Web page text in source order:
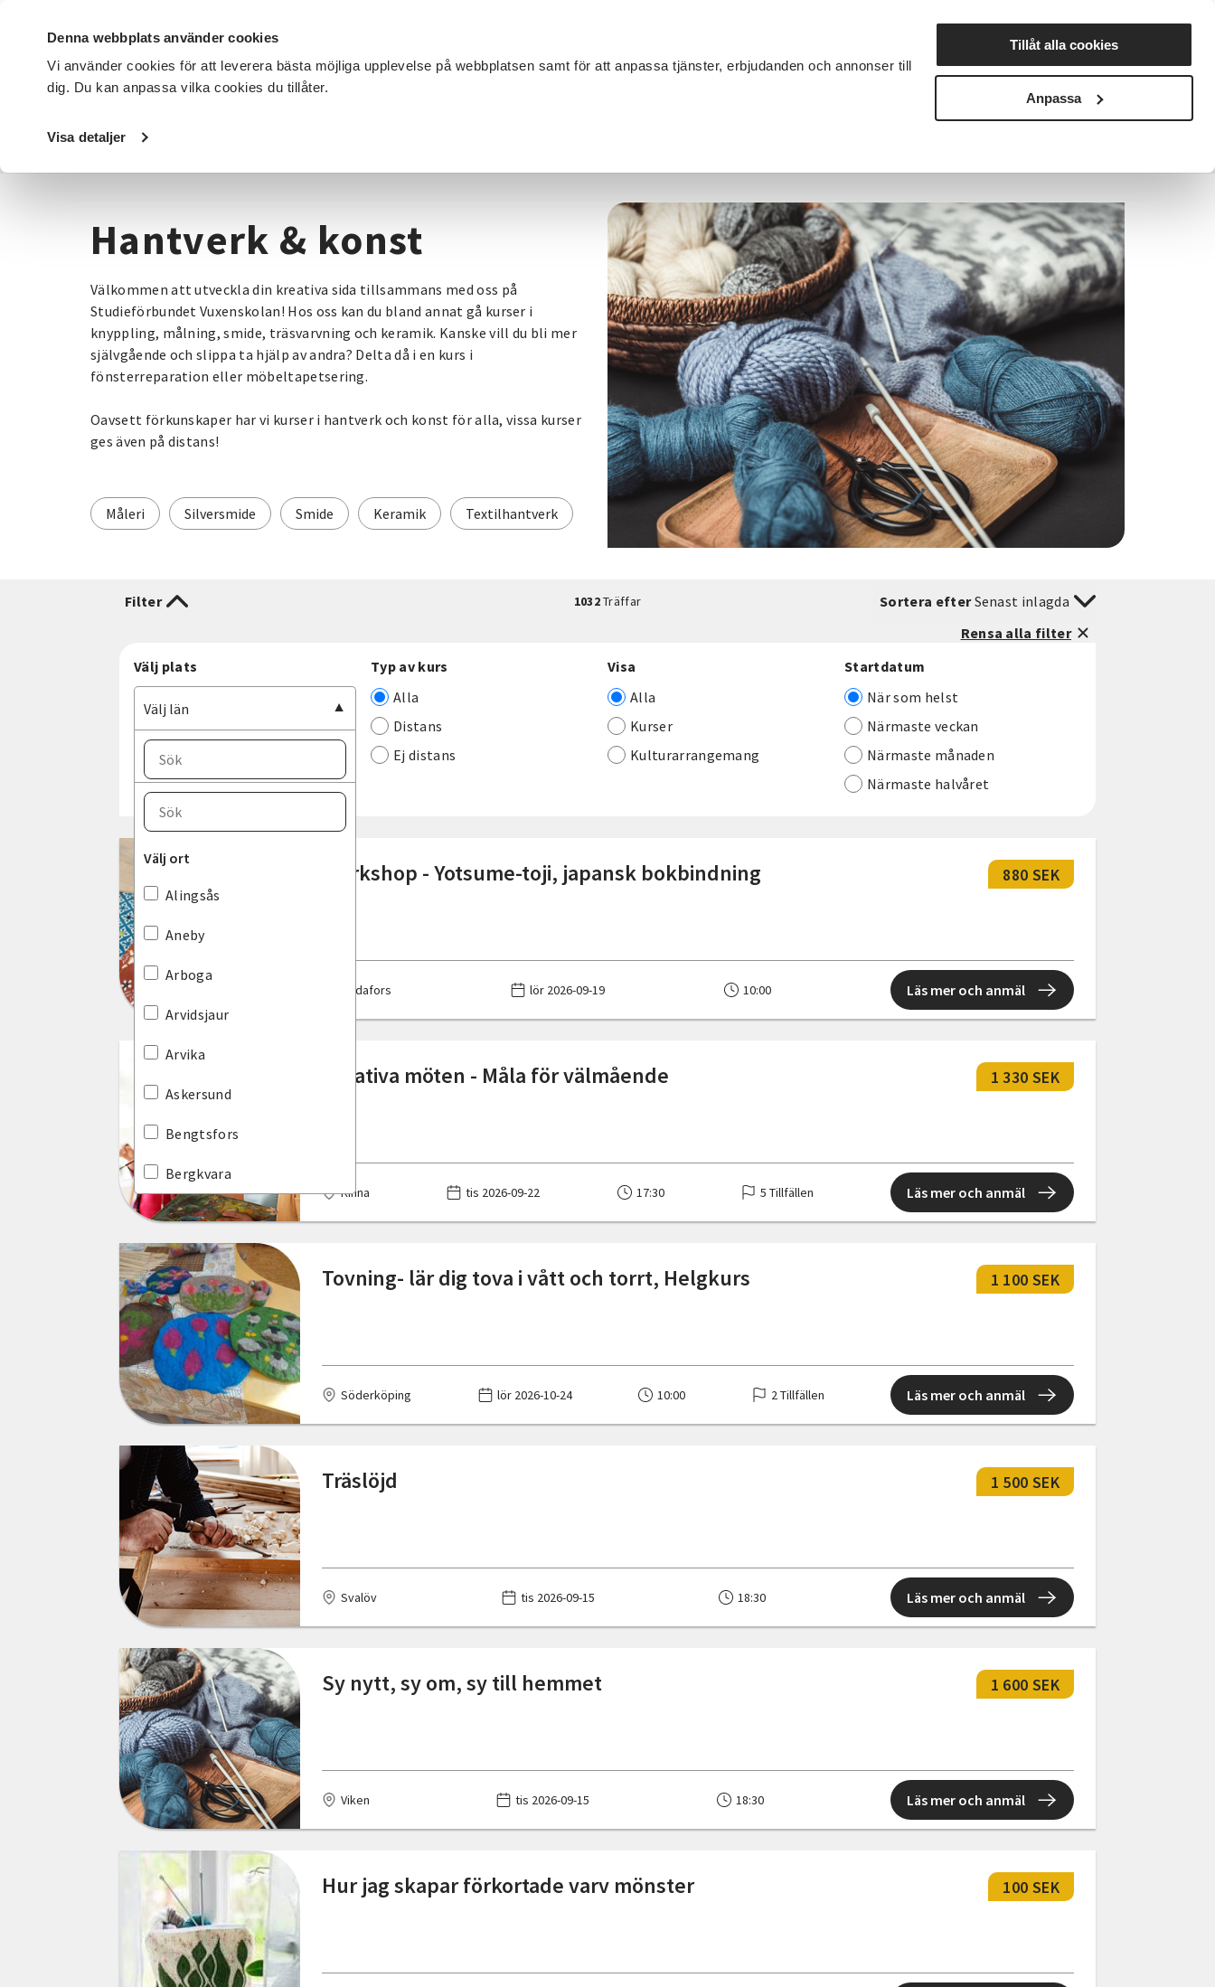
Denna webbplats använder cookies
Vi använder cookies för att leverera bästa möjliga upplevelse på webbplatsen samt för att anpassa tjänster, erbjudanden och annonser till
dig. Du kan anpassa vilka cookies du tillåter.
Visa detaljer
Tillåt alla cookies
Anpassa
DET HÄR GÖR VI FÖR DIG SOM SÖK KURSER OCH EVENEMANG Nyheter Avdelningar
Startsida / Kurser och evenemang
Hantverk & konst
Välkommen att utveckla din kreativa sida tillsammans med oss på
Studieförbundet Vuxenskolan! Hos oss kan du bland annat gå kurser i
knyppling, målning, smide, träsvarvning och keramik. Kanske vill du bli mer
självgående och slippa ta hjälp av andra? Delta då i en kurs i
fönsterreparation eller möbeltapetsering.
Oavsett förkunskaper har vi kurser i hantverk och konst för alla, vissa kurser
ges även på distans!
Måleri Silversmide Smide Keramik Textilhantverk
Filter 1032Träffar Sortera efterSenast inlagda
Rensa alla filter
Välj plats
Välj län
Välj län
Norrbottens län
Skåne län
Stockholms län
Södermanlands län
Uppsala län
Värmlands län
Västernorrlands län
Västmanlands län
Västra Götalands län
Örebro län
Välj ort
Välj ort
Alingsås
Aneby
Arboga
Arvidsjaur
Arvika
Askersund
Bengtsfors
Bergkvara
Bjuv
Bodafors
Boden
Bohus
Bollnäs
Borlänge
Borås
Bromma
Brösarp
Burgsvik
Bålsta
Dalum
Delsbo
Edsbruk
Eksjö
Emmaboda
Enköping
Enviken
Eskilstuna
Eslöv
Typ av kurs
Alla
Distans
Ej distans
Visa
Alla
Kurser
Kulturarrangemang
Startdatum
När som helst
Närmaste veckan
Närmaste månaden
Närmaste halvåret
Workshop - Yotsume-toji, japansk bokbindning 880 SEK
Bodafors lör 2026-09-19 10:00 Läs mer och anmäl
Kreativa möten - Måla för välmående 1 330 SEK
Kinna tis 2026-09-22 17:30 5 Tillfällen Läs mer och anmäl
Tovning- lär dig tova i vått och torrt, Helgkurs 1 100 SEK
Söderköping lör 2026-10-24 10:00 2 Tillfällen Läs mer och anmäl
Träslöjd 1 500 SEK
Svalöv tis 2026-09-15 18:30 Läs mer och anmäl
Sy nytt, sy om, sy till hemmet 1 600 SEK
Viken tis 2026-09-15 18:30 Läs mer och anmäl
Hur jag skapar förkortade varv mönster 100 SEK